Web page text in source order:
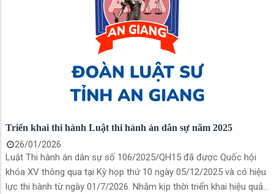
chưa thi hành xong đã ảnh hưởng đến hiệu lực, hiệu quả quản lý
nhà nước và quyền, lợi ích hợp pháp của tổ chức, cá nhân.
Triển khai thi hành Luật thi hành án dân sự năm 2025
26/01/2026
Luật Thi hành án dân sự số 106/2025/QH15 đã được Quốc hội
khóa XV thông qua tại Kỳ họp thứ 10 ngày 05/12/2025 và có hiệu
lực thi hành từ ngày 01/7/2026. Nhằm kịp thời triển khai hiệu quả